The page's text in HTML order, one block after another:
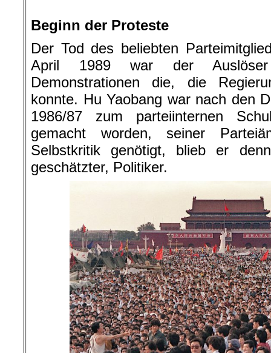
Beginn der Proteste
Der Tod des beliebten
April 1989 war der
Demonstrationen die, die
konnte. Hu Yaobang war nach den
1986/87 zum parteiinternen
gemacht worden, seiner
Selbstkritik genötigt, blieb er
geschätzter, Politiker.